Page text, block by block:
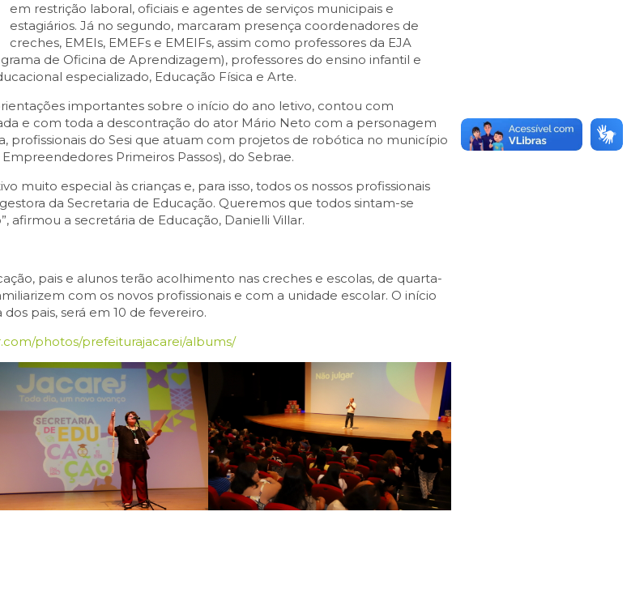
em restrição laboral, oficiais e agentes de serviços municipais e
estagiários. Já no segundo, marcaram presença coordenadores de
creches, EMEIs, EMEFs e EMEIFs, assim como professores da EJA
de Oficina de Aprendizagem), professores do ensino infantil e
especializado, Educação Física e Arte.
importantes sobre o início do ano letivo, contou com
e com toda a descontração do ator Mário Neto com a personagem
profissionais do Sesi que atuam com projetos de robótica no município
Primeiros Passos), do Sebrae.
muito especial às crianças e, para isso, todos os nossos profissionais
da Secretaria de Educação. Queremos que todos sintam-se
a secretária de Educação, Danielli Villar.
pais e alunos terão acolhimento nas creches e escolas, de quarta-
com os novos profissionais e com a unidade escolar. O início
pais, será em 10 de fevereiro.
photos/prefeiturajacarei/albums/